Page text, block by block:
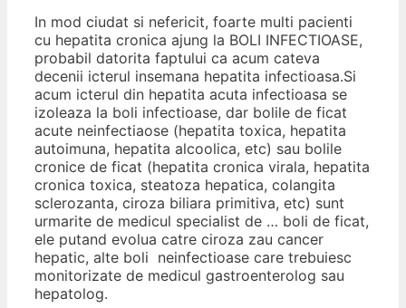
In mod ciudat si nefericit, foarte multi pacienti
cu hepatita cronica ajung la BOLI INFECTIOASE,
probabil datorita faptului ca acum cateva
decenii icterul insemana hepatita infectioasa.Si
acum icterul din hepatita acuta infectioasa se
izoleaza la boli infectioase, dar bolile de ficat
acute neinfectiaose (hepatita toxica, hepatita
autoimuna, hepatita alcoolica, etc) sau bolile
cronice de ficat (hepatita cronica virala, hepatita
cronica toxica, steatoza hepatica, colangita
sclerozanta, ciroza biliara primitiva, etc) sunt
urmarite de medicul specialist de … boli de ficat,
ele putand evolua catre ciroza zau cancer
hepatic, alte boli neinfectioase care trebuiesc
monitorizate de medicul gastroenterolog sau
hepatolog.